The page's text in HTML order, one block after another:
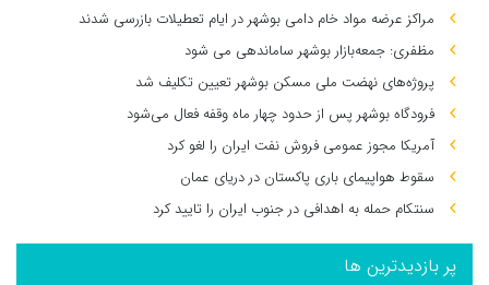
مراکز عرضه مواد خام دامی بوشهر در ایام تعطیلات بازرسی شدند
مظفری: جمعه‌بازار بوشهر ساماندهی می‌ شود
پروژه‌های نهضت ملی مسکن بوشهر تعیین تکلیف شد
فرودگاه بوشهر پس از حدود چهار ماه وقفه فعال می‌شود
آمریکا مجوز عمومی فروش نفت ایران را لغو کرد
سقوط هواپیمای باری پاکستان در دریای عمان
سنتکام حمله به اهدافی در جنوب ایران را تایید کرد
پر بازدیدترین ها